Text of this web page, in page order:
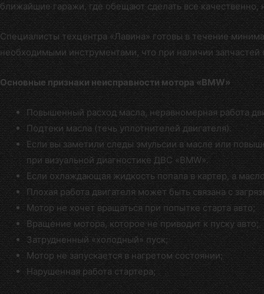
ближайшие гаражи, где обещают сделать все
Специалистытехцентра «Лавина»готовы в течение
необходимыми инструментами, что при наличии
Основные признаки неисправности мотора «BMW»
Повышенный расход масла, неравномерная работа
Подтеки масла (течь уплотнителей двигателя).
Если вы заметили следы эмульсии в масле или
при визуальной диагностике ДВС «BMW».
Если охлаждающая жидкость попала в картер, а
Плохая работа двигателя может быть связана с
Мотор не хочет вращаться при попытке старта авто;
Вращение мотора, которое не приводит к пуску авто;
Затрудненный «холодный» пуск;
Мотор не запускается в нагретом состоянии;
Нарушенная работа стартера;